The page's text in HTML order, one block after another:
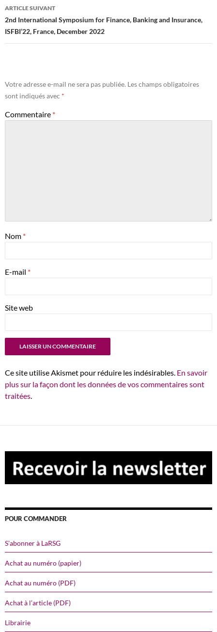
ARTICLE SUIVANT
2nd International Symposium for Finance, Banking and Insurance,
ISFBI’22, France, December 2022
Votre adresse e-mail ne sera pas publiée. Les champs obligatoires
sont indiqués avec *
Commentaire *
Nom *
E-mail *
Site web
Ce site utilise Akismet pour réduire les indésirables. En savoir
plus sur la façon dont les données de vos commentaires sont
traitées.
POUR COMMANDER
S’abonner à LaRSG
Achat au numéro (papier)
Achat au numéro (PDF)
Achat à l’article (PDF)
Librairie